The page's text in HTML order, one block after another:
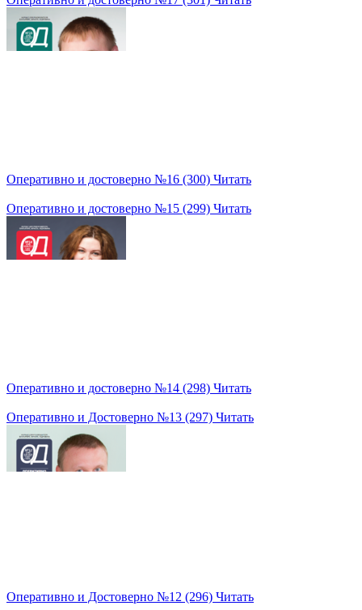
Оперативно и достоверно №16 (300) Читать
Оперативно и достоверно №15 (299) Читать
Оперативно и достоверно №14 (298) Читать
Оперативно и Достоверно №13 (297) Читать
Оперативно и Достоверно №12 (296) Читать